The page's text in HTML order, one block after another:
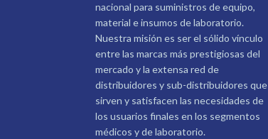
nacional para suministros de equipo,
material e insumos de laboratorio.
Nuestra misión es ser el sólido vínculo
entre las marcas más prestigiosas del
mercado y la extensa red de
distribuidores y sub-distribuidores que
sirven y satisfacen las necesidades de
los usuarios finales en los segmentos
médicos y de laboratorio.